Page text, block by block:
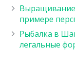
Выращивание
примере
Рыбалка в
легальные